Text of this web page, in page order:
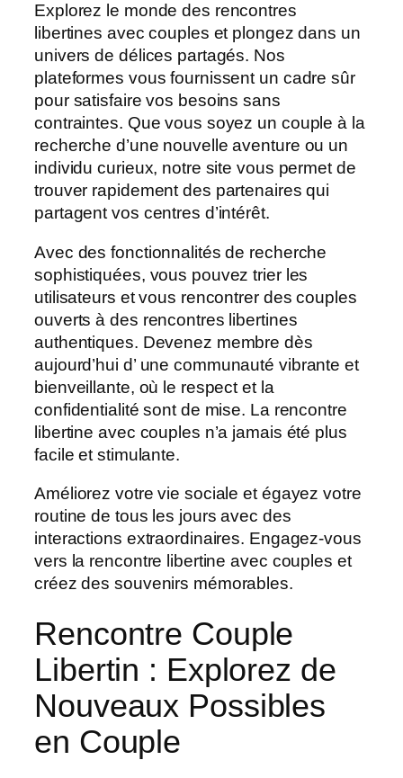
Explorez le monde des rencontres
libertines avec couples et plongez dans un
univers de délices partagés. Nos
plateformes vous fournissent un cadre sûr
pour satisfaire vos besoins sans
contraintes. Que vous soyez un couple à la
recherche d’une nouvelle aventure ou un
individu curieux, notre site vous permet de
trouver rapidement des partenaires qui
partagent vos centres d’intérêt.
Avec des fonctionnalités de recherche
sophistiquées, vous pouvez trier les
utilisateurs et vous rencontrer des couples
ouverts à des rencontres libertines
authentiques. Devenez membre dès
aujourd’hui d’ une communauté vibrante et
bienveillante, où le respect et la
confidentialité sont de mise. La rencontre
libertine avec couples n’a jamais été plus
facile et stimulante.
Améliorez votre vie sociale et égayez votre
routine de tous les jours avec des
interactions extraordinaires. Engagez-vous
vers la rencontre libertine avec couples et
créez des souvenirs mémorables.
Rencontre Couple
Libertin : Explorez de
Nouveaux Possibles
en Couple